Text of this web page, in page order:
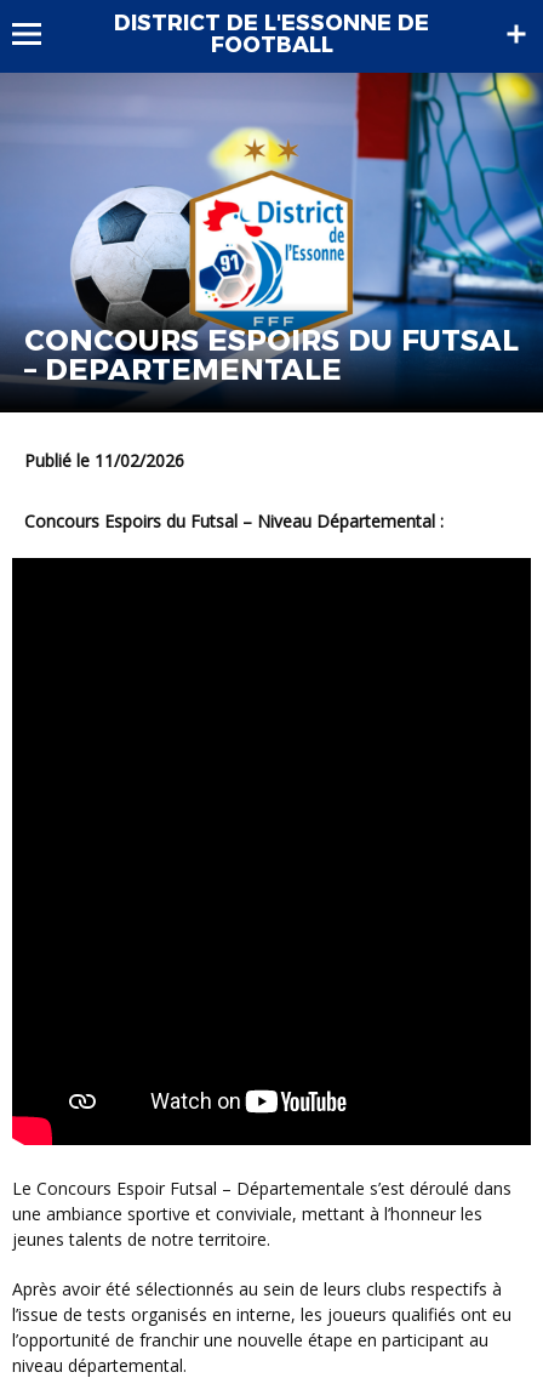
DISTRICT DE L'ESSONNE DE
FOOTBALL
CONCOURS ESPOIRS DU FUTSAL
– DEPARTEMENTALE
Publié le 11/02/2026
Concours Espoirs du Futsal – Niveau Départemental :
Le Concours Espoir Futsal – Départementale s’est déroulé dans
une ambiance sportive et conviviale, mettant à l’honneur les
jeunes talents de notre territoire.
Après avoir été sélectionnés au sein de leurs clubs respectifs à
l’issue de tests organisés en interne, les joueurs qualifiés ont eu
l’opportunité de franchir une nouvelle étape en participant au
niveau départemental.